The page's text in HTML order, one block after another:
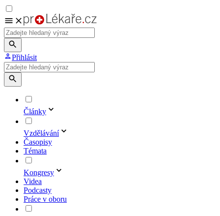
Přihlásit
Články
Vzdělávání
Časopisy
Témata
Kongresy
Videa
Podcasty
Práce v oboru